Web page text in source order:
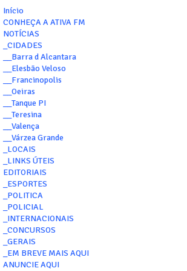
Início
CONHEÇA A ATIVA FM
NOTÍCIAS
_CIDADES
__Barra d Alcantara
__Elesbão Veloso
__Francinopolis
__Oeiras
__Tanque PI
__Teresina
__Valença
__Várzea Grande
_LOCAIS
_LINKS ÚTEIS
EDITORIAIS
_ESPORTES
_POLITICA
_POLICIAL
_INTERNACIONAIS
_CONCURSOS
_GERAIS
_EM BREVE MAIS AQUI
ANUNCIE AQUI